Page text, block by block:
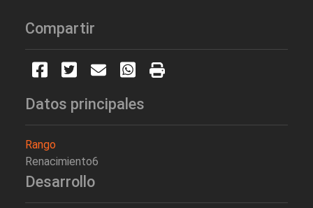
Compartir
Datos principales
Rango
Renacimiento6
Desarrollo